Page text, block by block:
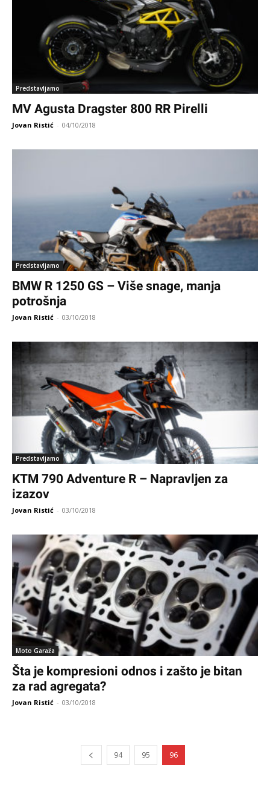
Predstavljamo
MV Agusta Dragster 800 RR Pirelli
Jovan Ristić - 04/10/2018
Predstavljamo
BMW R 1250 GS – Više snage, manja
potrošnja
Jovan Ristić - 03/10/2018
Predstavljamo
KTM 790 Adventure R – Napravljen za
izazov
Jovan Ristić - 03/10/2018
Moto Garaža
Šta je kompresioni odnos i zašto je bitan
za rad agregata?
Jovan Ristić - 03/10/2018
94 95 96